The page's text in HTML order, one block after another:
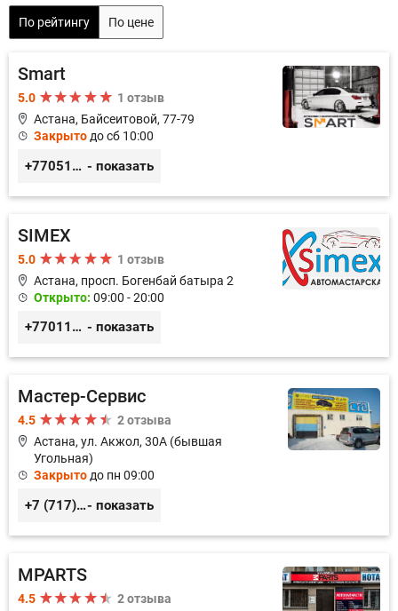
По рейтингу По цене
Smart
5.0
1 отзыв
Астана, Байсеитовой, 77-79
Закрыто до сб 10:00
+77051092269 - показать
SIMEX
5.0
1 отзыв
Астана, просп. Богенбай батыра 2
Открыто: 09:00 - 20:00
+77011248780 - показать
Мастер-Сервис
4.5
2 отзыва
Астана, ул. Акжол, 30А (бывшая
Угольная)
Закрыто до пн 09:00
+7 (717) 277-94-68- показать
MPARTS
4.5
2 отзыва